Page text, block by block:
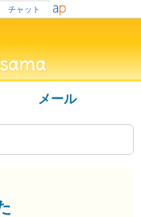
チャット
メール